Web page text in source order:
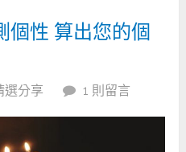
個性 算出您的個
選分享 1 則留言